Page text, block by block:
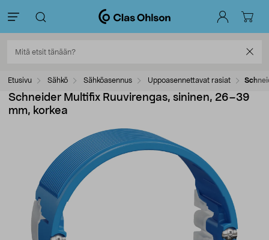
Etusivu Sähkö Sähköasennus Uppoasennettavat rasiat
Schneider Multifix Ruuvirengas, sininen, 26–39
mm, korkea